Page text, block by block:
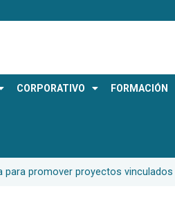
CORPORATIVO FORMACIÓN
promover proyectos